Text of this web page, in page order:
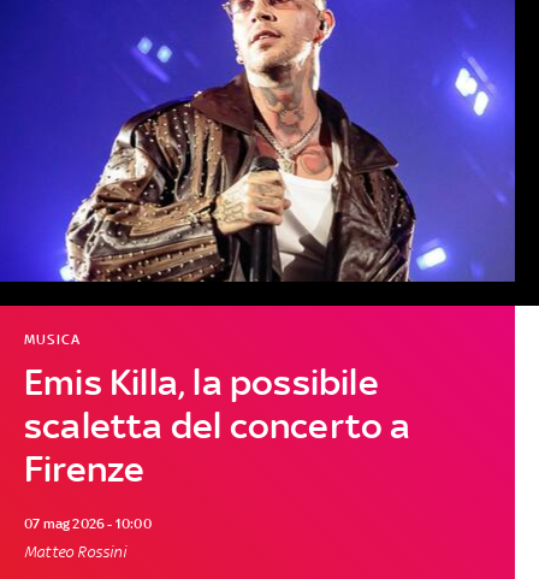
Emis Killa, la possibile
scaletta del concerto a
Firenze
MUSICA
07 mag 2026 - 10:00
Matteo Rossini